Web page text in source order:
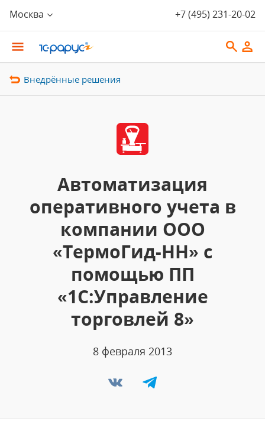
Москва +7 (495) 231-20-02
Внедрённые решения
Автоматизация
оперативного учета в
компании ООО
«ТермоГид-НН» с
помощью ПП
«1С:Управление
торговлей 8»
8 февраля 2013